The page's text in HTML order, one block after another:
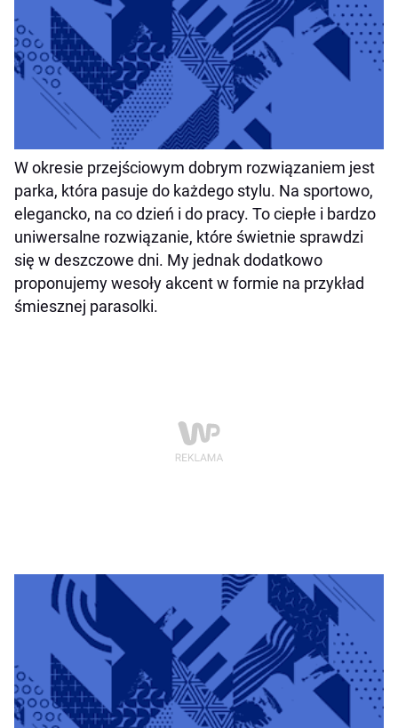
W okresie przejściowym dobrym rozwiązaniem jest
parka, która pasuje do każdego stylu. Na sportowo,
elegancko, na co dzień i do pracy. To ciepłe i bardzo
uniwersalne rozwiązanie, które świetnie sprawdzi
się w deszczowe dni. My jednak dodatkowo
proponujemy wesoły akcent w formie na przykład
śmiesznej parasolki.